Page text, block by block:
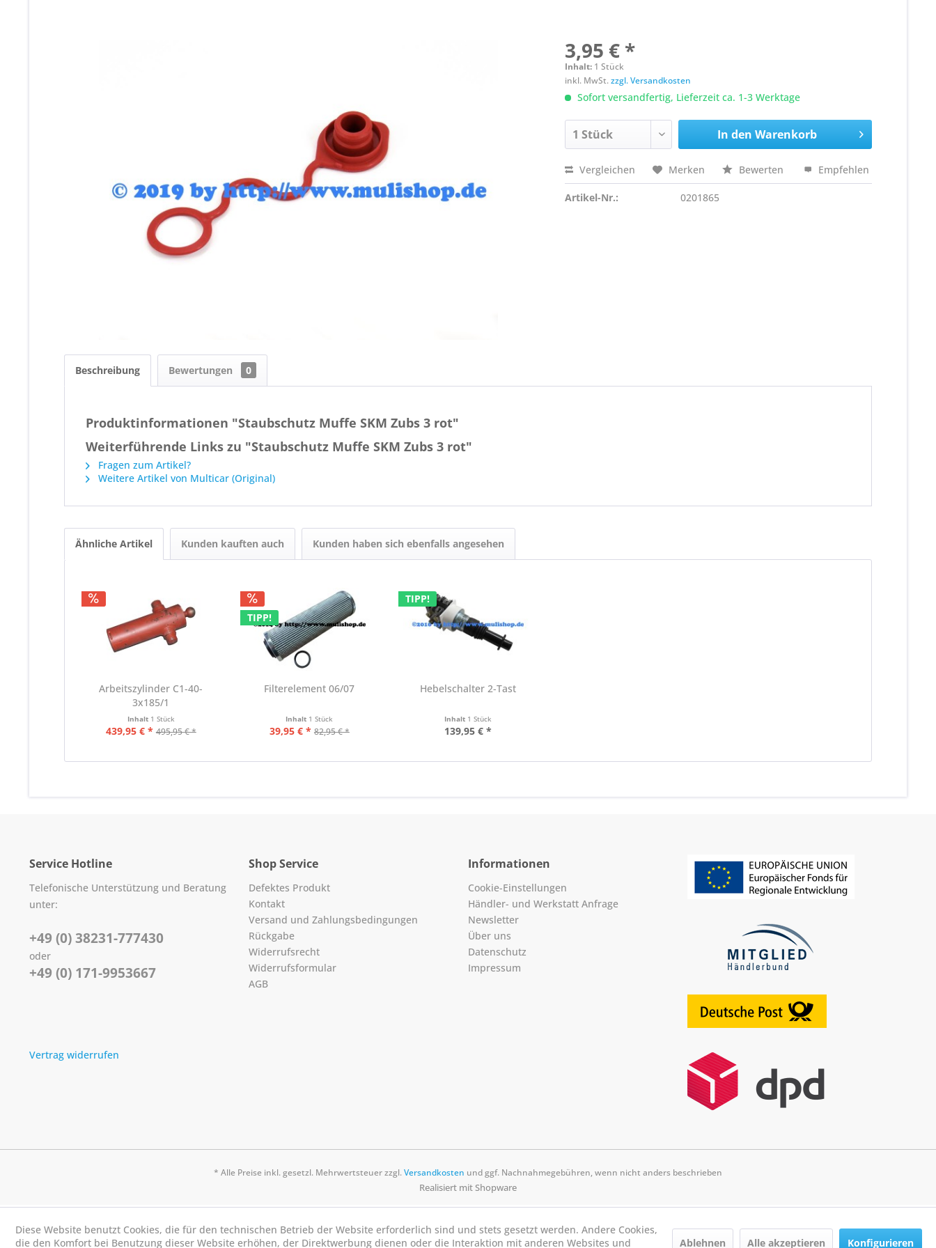
3,95 € *
Inhalt: 1 Stück
inkl. MwSt.zzgl. Versandkosten
Sofort versandfertig, Lieferzeit ca. 1-3 Werktage
In den Warenkorb
Vergleichen Merken Bewerten Empfehlen
Artikel-Nr.: 0201865
Beschreibung Bewertungen 0
Produktinformationen "Staubschutz Muffe SKM Zubs 3 rot"
Weiterführende Links zu "Staubschutz Muffe SKM Zubs 3 rot"
Fragen zum Artikel?
Weitere Artikel von Multicar (Original)
Ähnliche Artikel Kunden kauften auch Kunden haben sich ebenfalls angesehen
Arbeitszylinder C1-40-
3x185/1
Inhalt 1 Stück
439,95 € * 495,95 € *
TIPP!
Filterelement 06/07
Inhalt 1 Stück
39,95 € * 82,95 € *
TIPP!
Hebelschalter 2-Tast
Inhalt 1 Stück
139,95 € *
Service Hotline
Telefonische Unterstützung und Beratung
unter:
+49 (0) 38231-777430
oder
+49 (0) 171-9953667
Vertrag widerrufen
Shop Service
Defektes Produkt
Kontakt
Versand und Zahlungsbedingungen
Rückgabe
Widerrufsrecht
Widerrufsformular
AGB
Informationen
Cookie-Einstellungen
Händler- und Werkstatt Anfrage
Newsletter
Über uns
Datenschutz
Impressum
* Alle Preise inkl. gesetzl. Mehrwertsteuer zzgl.Versandkosten und ggf. Nachnahmegebühren, wenn nicht anders beschrieben
Realisiert mit Shopware
Diese Website benutzt Cookies, die für den technischen Betrieb der Website erforderlich sind und stets gesetzt werden. Andere Cookies,
die den Komfort bei Benutzung dieser Website erhöhen, der Direktwerbung dienen oder die Interaktion mit anderen Websites und
Ablehnen Alle akzeptieren Konfigurieren